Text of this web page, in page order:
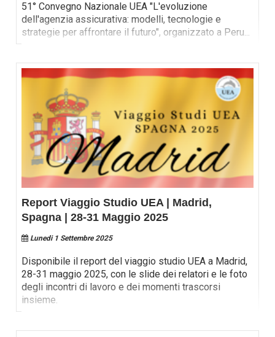
51° Convegno Nazionale UEA "L'evoluzione
dell'agenzia assicurativa: modelli, tecnologie e
strategie per affrontare il futuro", organizzato a Peru...
Report Viaggio Studio UEA | Madrid,
Spagna | 28-31 Maggio 2025
Lunedi 1 Settembre 2025
Disponibile il report del viaggio studio UEA a Madrid,
28-31 maggio 2025, con le slide dei relatori e le foto
degli incontri di lavoro e dei momenti trascorsi
insieme.